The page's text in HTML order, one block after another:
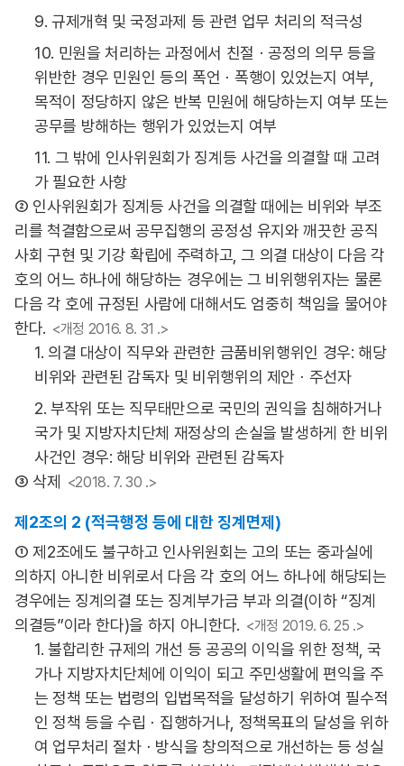
9. 규제개혁 및 국정과제 등 관련 업무 처리의 적극성
10. 민원을 처리하는 과정에서 친절ㆍ공정의 의무 등을
위반한 경우 민원인 등의 폭언ㆍ폭행이 있었는지 여부,
목적이 정당하지 않은 반복 민원에 해당하는지 여부 또는
공무를 방해하는 행위가 있었는지 여부
11. 그 밖에 인사위원회가 징계등 사건을 의결할 때 고려
가 필요한 사항
② 인사위원회가 징계등 사건을 의결할 때에는 비위와 부조
리를 척결함으로써 공무집행의 공정성 유지와 깨끗한 공직
사회 구현 및 기강 확립에 주력하고, 그 의결 대상이 다음 각
호의 어느 하나에 해당하는 경우에는 그 비위행위자는 물론
다음 각 호에 규정된 사람에 대해서도 엄중히 책임을 물어야
한다. <개정 2016. 8. 31 .>
1. 의결 대상이 직무와 관련한 금품비위행위인 경우: 해당
비위와 관련된 감독자 및 비위행위의 제안ㆍ주선자
2. 부작위 또는 직무태만으로 국민의 권익을 침해하거나
국가 및 지방자치단체 재정상의 손실을 발생하게 한 비위
사건인 경우: 해당 비위와 관련된 감독자
③ 삭제
<2018. 7. 30 .>
제2조의 2 (적극행정 등에 대한 징계면제)
① 제2조에도 불구하고 인사위원회는 고의 또는 중과실에
의하지 아니한 비위로서 다음 각 호의 어느 하나에 해당되는
경우에는 징계의결 또는 징계부가금 부과 의결(이하 “징계
의결등”이라 한다)을 하지 아니한다. <개정 2019. 6. 25 .>
1. 불합리한 규제의 개선 등 공공의 이익을 위한 정책, 국
가나 지방자치단체에 이익이 되고 주민생활에 편익을 주
는 정책 또는 법령의 입법목적을 달성하기 위하여 필수적
인 정책 등을 수립ㆍ집행하거나, 정책목표의 달성을 위하
여 업무처리 절차ㆍ방식을 창의적으로 개선하는 등 성실